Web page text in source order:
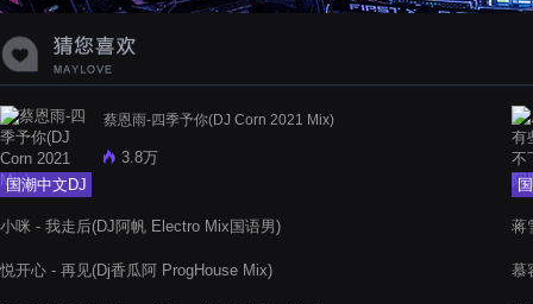
国潮中文DJ
蔡恩雨-四季予你(DJ Corn 2021 Mix)
3.8万
小咪 - 我走后(DJ阿帆 Electro Mix国语男)
悦开心 - 再见(Dj香瓜阿 ProgHouse Mix)
蒋
慕